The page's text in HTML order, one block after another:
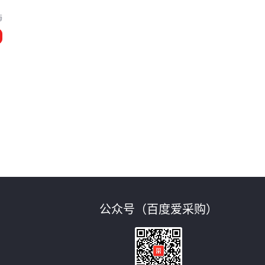
公众号（百度爱采购）